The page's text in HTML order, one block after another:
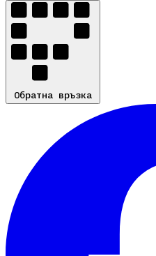
Помощен център
Обратна връзка
Обратна връзка